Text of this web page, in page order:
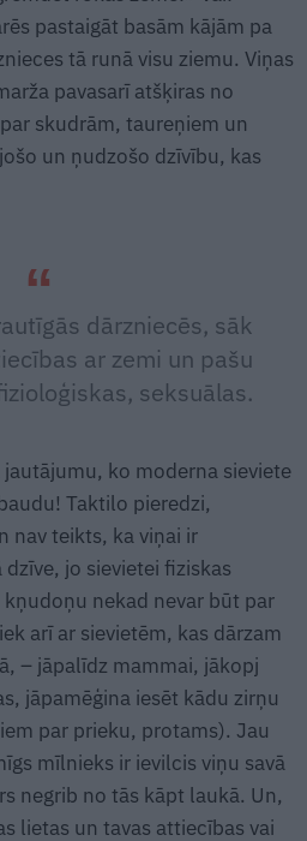
pastaigāt basām kājām pa
tā runā visu ziemu. Viņas
pavasarī atšķiras no
skudrām, taureņiem un
un ņudzošo dzīvību, kas
dārzniecēs, sāk
ar zemi un pašu
seksuālas.
ko moderna sieviete
Taktilo pieredzi,
nav teikts, ka viņai ir
jo sievietei fiziskas
nekad nevar būt par
arī ar sievietēm, kas dārzam
– jāpalīdz mammai, jākopj
jāpamēģina iesēt kādu zirņu
par prieku, protams). Jau
mīlnieks ir ievilcis viņu savā
negrib no tās kāpt laukā. Un,
lietas un tavas attiecības vai